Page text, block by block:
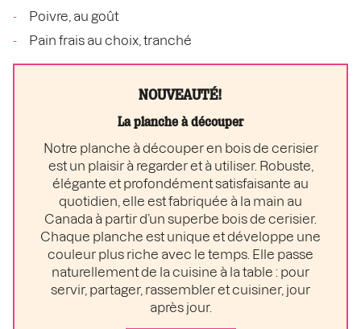
Poivre, au goût
Pain frais au choix, tranché
NOUVEAUTÉ!
La planche à découper
Notre planche à découper en bois de cerisier
est un plaisir à regarder et à utiliser. Robuste,
élégante et profondément satisfaisante au
quotidien, elle est fabriquée à la main au
Canada à partir d’un superbe bois de cerisier.
Chaque planche est unique et développe une
couleur plus riche avec le temps. Elle passe
naturellement de la cuisine à la table : pour
servir, partager, rassembler et cuisiner, jour
après jour.